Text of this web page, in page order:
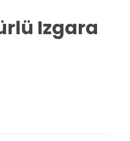
Izgara